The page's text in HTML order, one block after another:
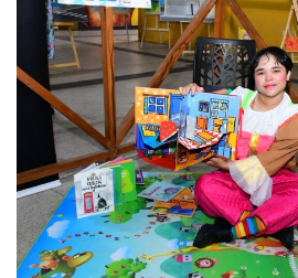
Notícias
Vídeos
Webmail
Contato